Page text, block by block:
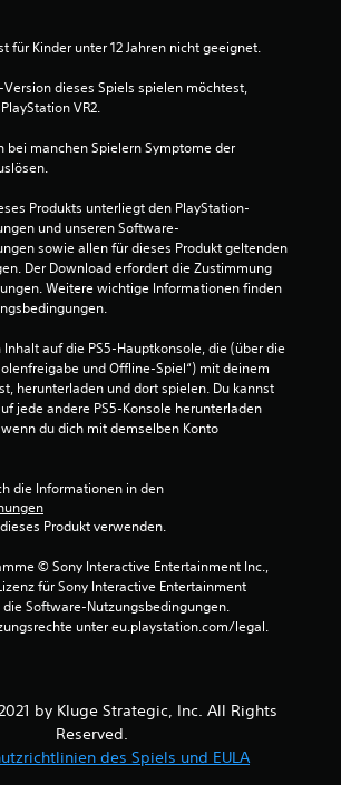
:
v
o
n
S
n
e
a
für Kinder unter 12 Jahren nicht geeignet.
Version dieses Spiels spielen möchtest,
VR2.
bei manchen Spielern Symptome der
Produkts unterliegt den PlayStation-
und unseren Software-
sowie allen für dieses Produkt geltenden
Der Download erfordert die Zustimmung
Weitere wichtige Informationen finden
Inhalt auf die PS5-Hauptkonsole, die (über die
und Offline-Spiel“) mit deinem
herunterladen und dort spielen. Du kannst
jede andere PS5-Konsole herunterladen
du dich mit demselben Konto
die Informationen in den
Produkt verwenden.
© Sony Interactive Entertainment Inc.,
für Sony Interactive Entertainment
die Software-Nutzungsbedingungen.
unter eu.playstation.com/legal.
by Kluge Strategic, Inc. All Rights
Reserved.
des Spiels und EULA